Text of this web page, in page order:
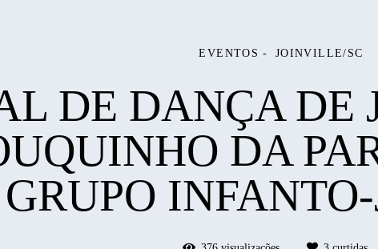
EVENTOS JOINVILLE/SC
DE DANÇA DE
DA
GRUPO